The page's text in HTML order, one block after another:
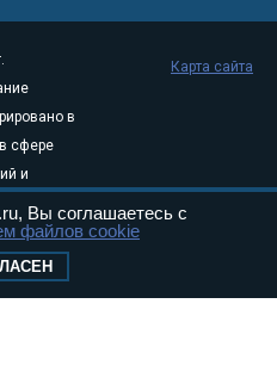
в
сфере
и
№ ФС77-
Карта сайта
Вы соглашаетесь с
файлов cookie